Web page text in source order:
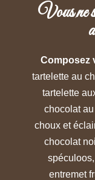
Vous ne
Composez
tartelette au
tartelette
chocolat
choux et
chocolat
entremet